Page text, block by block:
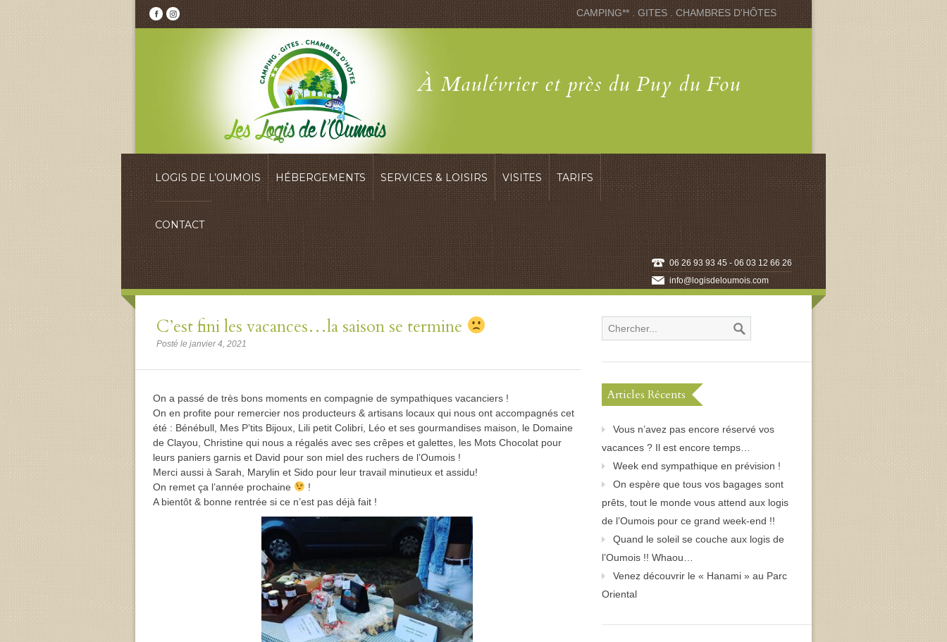
CAMPING** . GITES . CHAMBRES D'HÔTES
À Maulévrier et près du Puy du Fou
LOGIS DE L’OUMOIS HÉBERGEMENTS SERVICES & LOISIRS VISITES TARIFS
CONTACT
06 26 93 93 45 - 06 03 12 66 26
info@logisdeloumois.com
C’est fini les vacances…la saison se termine
Posté le janvier 4, 2021
On a passé de très bons moments en compagnie de sympathiques vacanciers !
On en profite pour remercier nos producteurs & artisans locaux qui nous ont accompagnés cet
été : Bénébull, Mes P’tits Bijoux, Lili petit Colibri, Léo et ses gourmandises maison, le Domaine
de Clayou, Christine qui nous a régalés avec ses crêpes et galettes, les Mots Chocolat pour
leurs paniers garnis et David pour son miel des ruchers de l’Oumois !
Merci aussi à Sarah, Marylin et Sido pour leur travail minutieux et assidu!
On remet ça l’année prochaine
!
A bientôt & bonne rentrée si ce n’est pas déjà fait !
Articles Récents
Vous n’avez pas encore réservé vos
vacances ? Il est encore temps…
Week end sympathique en prévision !
On espère que tous vos bagages sont
prêts, tout le monde vous attend aux logis
de l’Oumois pour ce grand week-end !!
Quand le soleil se couche aux logis de
l’Oumois !! Whaou…
Venez découvrir le « Hanami » au Parc
Oriental